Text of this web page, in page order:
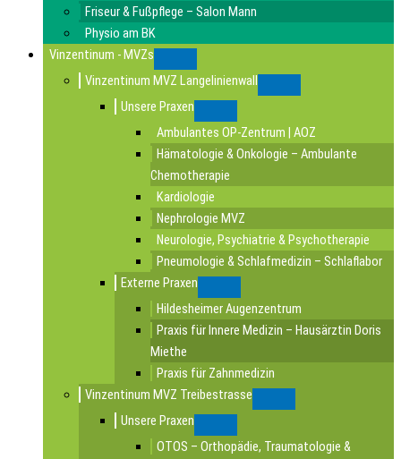
Friseur & Fußpflege – Salon Mann
Physio am BK
Vinzentinum - MVZs
Vinzentinum MVZ Langelinienwall
Unsere Praxen
Ambulantes OP-Zentrum | AOZ
Hämatologie & Onkologie – Ambulante
Chemotherapie
Kardiologie
Nephrologie MVZ
Neurologie, Psychiatrie & Psychotherapie
Pneumologie & Schlafmedizin – Schlaflabor
Externe Praxen
Hildesheimer Augenzentrum
Praxis für Innere Medizin – Hausärztin Doris
Miethe
Praxis für Zahnmedizin
Vinzentinum MVZ Treibestrasse
Unsere Praxen
OTOS – Orthopädie, Traumatologie &